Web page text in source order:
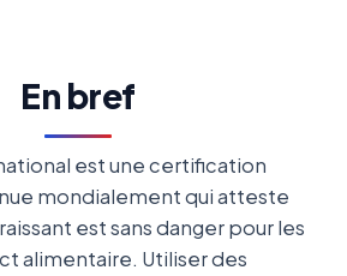
En bref
est une certification
mondialement qui atteste
est sans danger pour les
alimentaire. Utiliser des